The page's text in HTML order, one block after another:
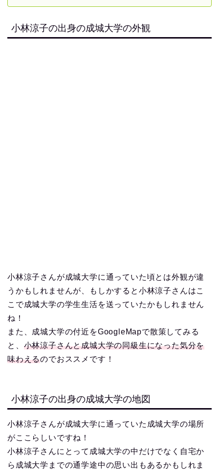
小林涼子の出身の成城大学の外観
小林涼子さんが成城大学に通っていた頃とは外観が違
うかもしれませんが、もしかすると小林涼子さんはこ
こで成城大学の学生生活を送っていたかもしれません
ね！
また、成城大学の付近をGoogleMapで散策してみる
と、 小林涼子さんと成城大学の同級生になった気分を
味わえるのでおススメです！
小林涼子の出身の成城大学の地図
小林涼子さんが成城大学に通っていた成城大学の場所
がここらしいですね！
小林涼子さんにとって成城大学の中だけでなく自宅か
ら成城大学までの通学途中の思い出もあるかもしれま